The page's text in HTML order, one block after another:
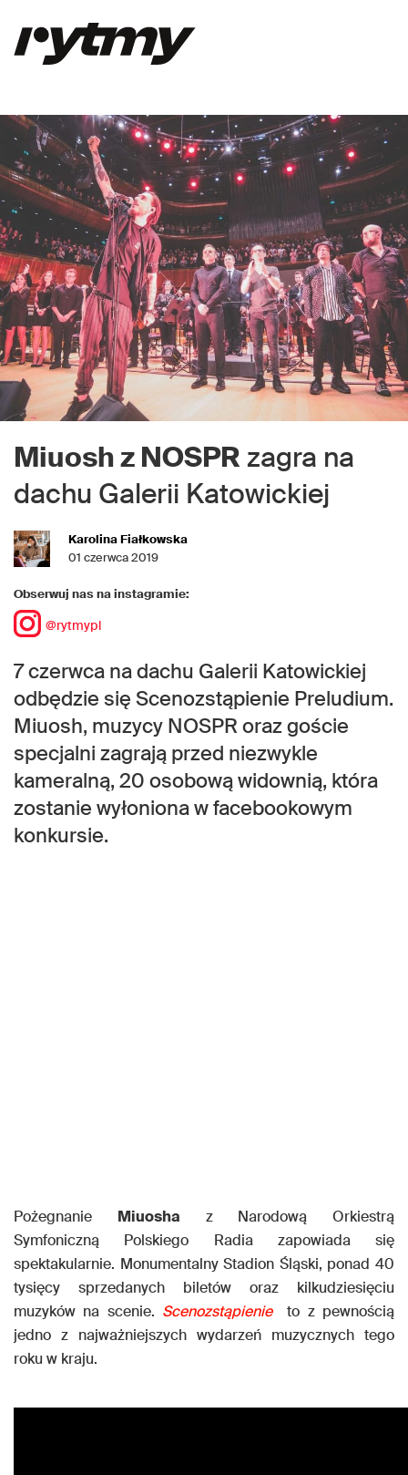
Miuosh z NOSPR zagra na
dachu Galerii Katowickiej
Karolina Fiałkowska
01 czerwca 2019
Obserwuj nas na instagramie:
@rytmypl
7 czerwca na dachu Galerii Katowickiej
odbędzie się Scenozstąpienie Preludium.
Miuosh, muzycy NOSPR oraz goście
specjalni zagrają przed niezwykle
kameralną, 20 osobową widownią, która
zostanie wyłoniona w facebookowym
konkursie.
Pożegnanie Miuosha z Narodową Orkiestrą
Symfoniczną Polskiego Radia zapowiada się
spektakularnie. Monumentalny Stadion Śląski, ponad 40
tysięcy sprzedanych biletów oraz kilkudziesięciu
muzyków na scenie. Scenozstąpienieto z pewnością
jedno z najważniejszych wydarzeń muzycznych tego
roku w kraju.